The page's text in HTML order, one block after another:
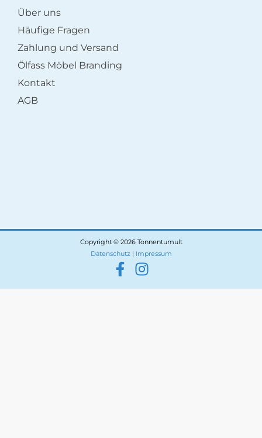
Über uns
Häufige Fragen
Zahlung und Versand
Ölfass Möbel Branding
Kontakt
AGB
Copyright © 2026 Tonnentumult
Datenschutz | Impressum